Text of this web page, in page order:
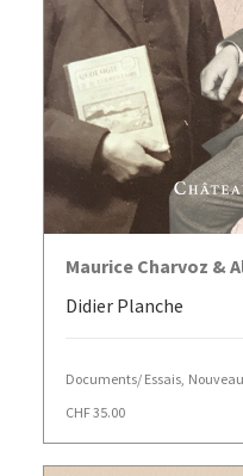
Maurice Charvoz &
Didier Planche
Documents/ Essais,
CHF35.00